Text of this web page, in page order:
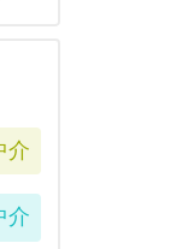
介
介